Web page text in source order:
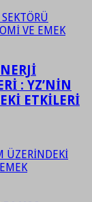
: YZ’NİN
ETKİLERİ